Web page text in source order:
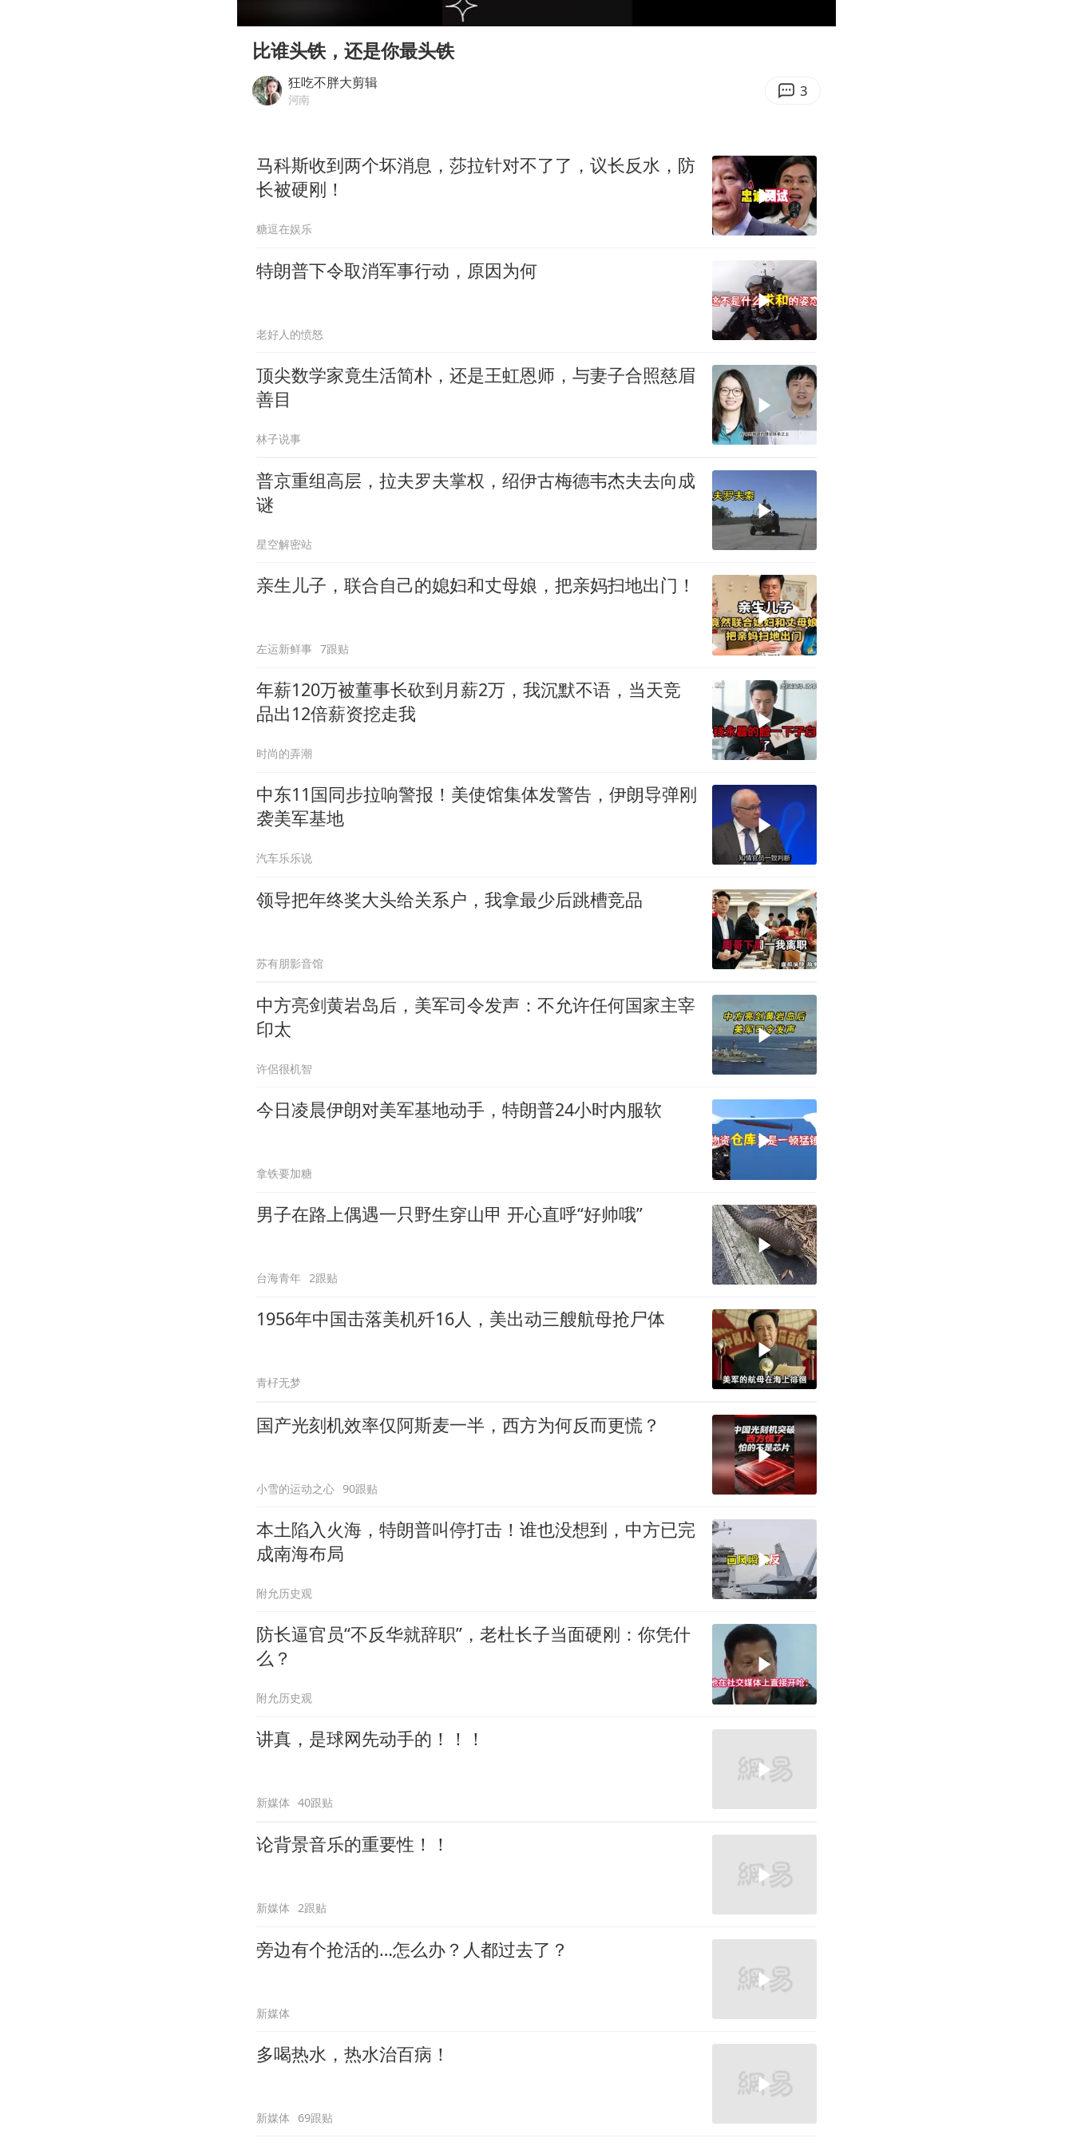
泰国初中生饮弹自尽前开了26枪
36岁男演员成景区NPC后人气爆棚
全民健身事业高质量发展
几元成本的AI广告导致千万市值蒸发
比谁头铁，还是你最头铁
狂吃不胖大剪辑
河南 3
马科斯收到两个坏消息，莎拉针对不了了，议长反水，防
长被硬刚！
糖逗在娱乐
特朗普下令取消军事行动，原因为何
老好人的愤怒
顶尖数学家竟生活简朴，还是王虹恩师，与妻子合照慈眉
善目
林子说事
普京重组高层，拉夫罗夫掌权，绍伊古梅德韦杰夫去向成
谜
星空解密站
亲生儿子，联合自己的媳妇和丈母娘，把亲妈扫地出门！
左运新鲜事 7跟贴
年薪120万被董事长砍到月薪2万，我沉默不语，当天竞
品出12倍薪资挖走我
时尚的弄潮
中东11国同步拉响警报！美使馆集体发警告，伊朗导弹刚
袭美军基地
汽车乐乐说
领导把年终奖大头给关系户，我拿最少后跳槽竞品
苏有朋影音馆
中方亮剑黄岩岛后，美军司令发声：不允许任何国家主宰
印太
许侶很机智
今日凌晨伊朗对美军基地动手，特朗普24小时内服软
拿铁要加糖
男子在路上偶遇一只野生穿山甲 开心直呼“好帅哦”
台海青年 2跟贴
1956年中国击落美机歼16人，美出动三艘航母抢尸体
青杍无梦
国产光刻机效率仅阿斯麦一半，西方为何反而更慌？
小雪的运动之心 90跟贴
本土陷入火海，特朗普叫停打击！谁也没想到，中方已完
成南海布局
附允历史观
防长逼官员“不反华就辞职”，老杜长子当面硬刚：你凭什
么？
附允历史观
讲真，是球网先动手的！！！
新媒体 40跟贴
论背景音乐的重要性！！
新媒体 2跟贴
旁边有个抢活的…怎么办？人都过去了？
新媒体
多喝热水，热水治百病！
新媒体 69跟贴